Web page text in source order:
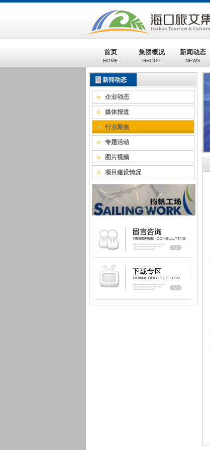
首页
HOME
集团概况
GROUP
新闻动态
NEWS
新闻动态
企业动态
媒体报道
行业聚焦
专题活动
图片视频
项目建设情况